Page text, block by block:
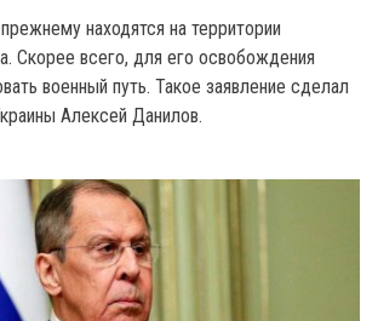
находятся на территории
Скорее всего, для его освобождения
военный путь. Такое заявление сделал
Алексей Данилов.